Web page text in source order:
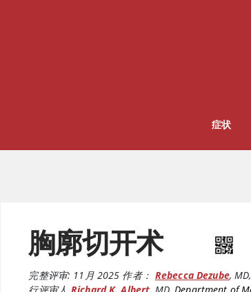
症状
胸廓切开术
完整评审: 11月 2025 作者： Rebecca Dezube,